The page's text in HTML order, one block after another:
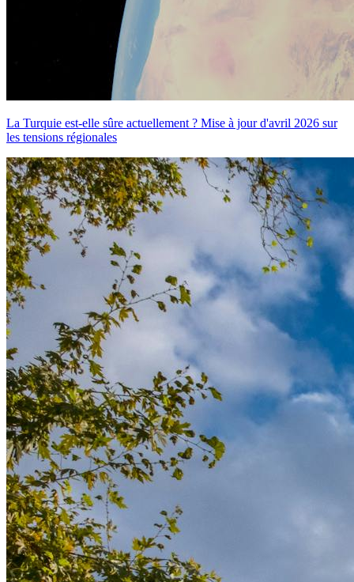
La Turquie est-elle sûre actuellement ? Mise à jour d'avril 2026 sur
les tensions régionales